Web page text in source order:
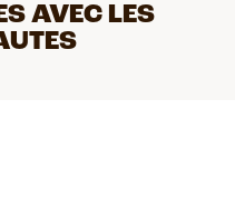
AVEC LES